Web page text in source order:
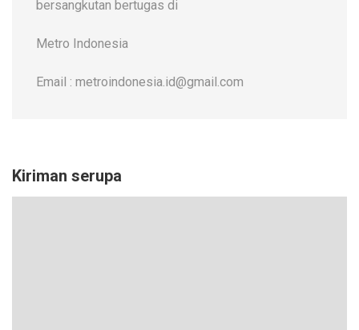
bersangkutan bertugas di
Metro Indonesia
Email : metroindonesia.id@gmail.com
Kiriman serupa